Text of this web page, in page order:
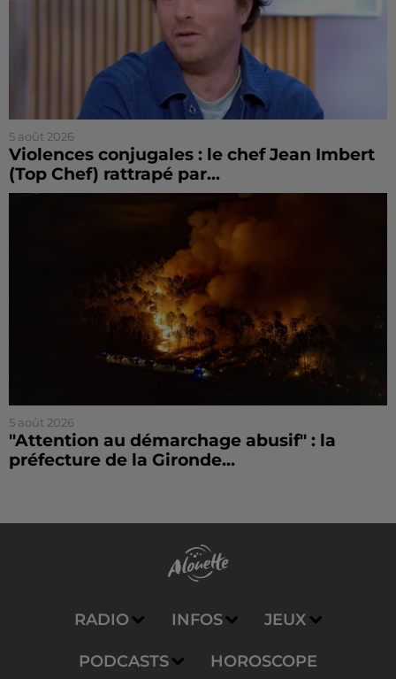
5 août 2026
Violences conjugales : le chef Jean Imbert
(Top Chef) rattrapé par...
5 août 2026
"Attention au démarchage abusif" : la
préfecture de la Gironde...
RADIO INFOS JEUX
PODCASTS HOROSCOPE